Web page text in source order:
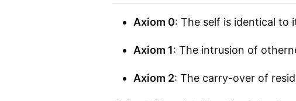
Axiom 0: The self is identical to
Axiom 1: The intrusion of
Axiom 2: The carry-over of